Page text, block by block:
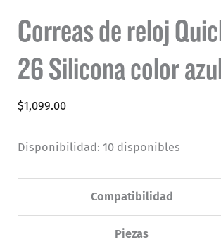
Correas de reloj
26 Silicona color
$1,099.00
Disponibilidad: 10 disponibles
Compatibilidad
Piezas